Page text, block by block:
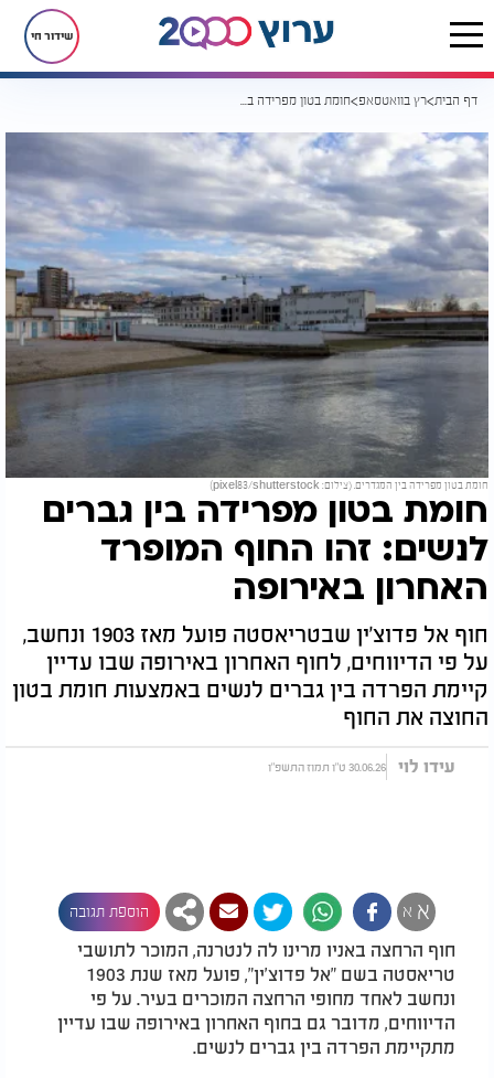
שידור חי
דף הבית רץ בוואטסאפ חומת בטון מפרידה בין גברים לנשים: זהו החוף המופרד האחרון באירופה
חומת בטון מפרידה בין המגדרים. (צילום: pixel83/shutterstock)
חומת בטון מפרידה בין גברים
לנשים: זהו החוף המופרד
האחרון באירופה
חוף אל פדוצ'ין שבטריאסטה פועל מאז 1903 ונחשב,
על פי הדיווחים, לחוף האחרון באירופה שבו עדיין
קיימת הפרדה בין גברים לנשים באמצעות חומת בטון
החוצה את החוף
עידו לוי 30.06.26 ט"ו תמוז התשפ"ו
א א הוספת תגובה
חוף הרחצה באניו מרינו לה לנטרנה, המוכר לתושבי
טריאסטה בשם "אל פדוצ'ין", פועל מאז שנת 1903
ונחשב לאחד מחופי הרחצה המוכרים בעיר. על פי
הדיווחים, מדובר גם בחוף האחרון באירופה שבו עדיין
מתקיימת הפרדה בין גברים לנשים.